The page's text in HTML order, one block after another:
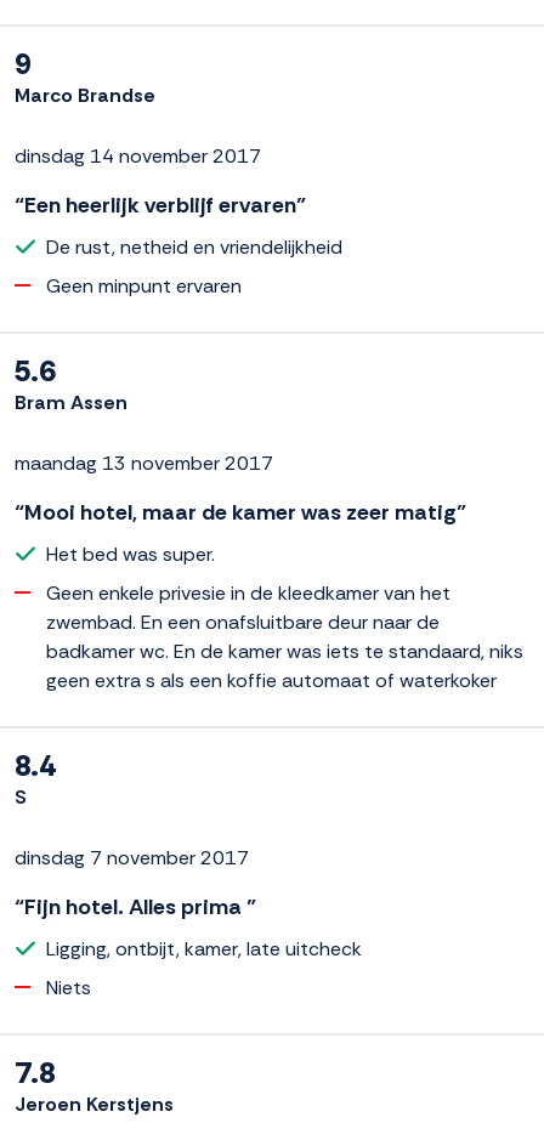
9
Marco Brandse
dinsdag 14 november 2017
“Een heerlijk verblijf ervaren”
De rust, netheid en vriendelijkheid
Geen minpunt ervaren
5.6
Bram Assen
maandag 13 november 2017
“Mooi hotel, maar de kamer was zeer matig”
Het bed was super.
Geen enkele privesie in de kleedkamer van het
zwembad. En een onafsluitbare deur naar de
badkamer wc. En de kamer was iets te standaard, niks
geen extra s als een koffie automaat of waterkoker
8.4
S
dinsdag 7 november 2017
“Fijn hotel. Alles prima ”
Ligging, ontbijt, kamer, late uitcheck
Niets
7.8
Jeroen Kerstjens